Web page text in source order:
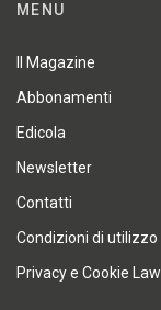
MENU
Il Magazine
Abbonamenti
Edicola
Newsletter
Contatti
Condizioni di utilizzo
Privacy e Cookie Law